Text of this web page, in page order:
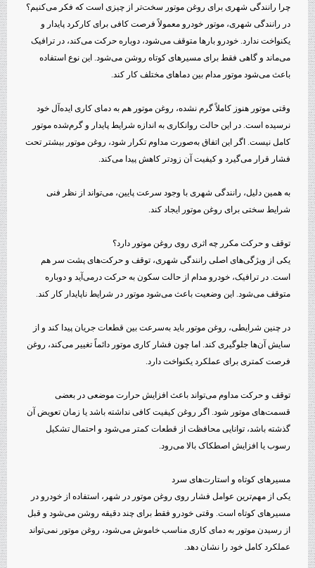
چرا رانندگی شهری برای روغن موتور سخت‌تر از چیزی است که فکر می‌کنیم؟
در رانندگی شهری، موتور خودرو معمولاً فرصت کافی برای کارکرد پایدار و
یکنواخت ندارد. خودرو بارها متوقف می‌شود، دوباره حرکت می‌کند، در ترافیک
می‌ماند و گاهی فقط برای مسیرهای کوتاه روشن می‌شود. این نوع استفاده
باعث می‌شود موتور مدام بین دماهای مختلف کار کند.
وقتی موتور هنوز کاملاً گرم نشده، روغن موتور هم به دمای کاری ایده‌آل خود
نرسیده است. در این حالت روانکاری به اندازه شرایط پایدار و گرم‌شده موتور
کامل نیست. اگر این اتفاق به‌صورت مداوم تکرار شود، روغن موتور بیشتر تحت
فشار قرار می‌گیرد و کیفیت آن زودتر کاهش پیدا می‌کند.
به همین دلیل، رانندگی شهری با وجود سرعت پایین، می‌تواند از نظر فنی
شرایط سختی برای روغن موتور ایجاد کند.
توقف و حرکت مکرر چه اثری روی روغن موتور دارد؟
یکی از ویژگی‌های اصلی رانندگی شهری، توقف و حرکت‌های پشت سر هم
است. در ترافیک، خودرو مدام از حالت سکون به حرکت درمی‌آید و دوباره
متوقف می‌شود. این وضعیت باعث می‌شود موتور در شرایط ناپایدار کار کند.
در چنین شرایطی، روغن موتور باید به‌سرعت بین قطعات جریان پیدا کند و از
سایش آن‌ها جلوگیری کند. اما چون فشار کاری موتور دائماً تغییر می‌کند، روغن
فرصت کمتری برای عملکرد یکنواخت دارد.
توقف و حرکت مداوم می‌تواند باعث افزایش حرارت موضعی در بعضی
قسمت‌های موتور شود. اگر روغن کیفیت کافی نداشته باشد یا زمان تعویض آن
گذشته باشد، توانایی محافظت از قطعات کمتر می‌شود و احتمال تشکیل
رسوب یا افزایش اصطکاک بالا می‌رود.
مسیرهای کوتاه و استارت‌های سرد
یکی از مهم‌ترین عوامل فشار روی روغن موتور در شهر، استفاده از خودرو در
مسیرهای کوتاه است. وقتی خودرو فقط برای چند دقیقه روشن می‌شود و قبل
از رسیدن موتور به دمای کاری مناسب خاموش می‌شود، روغن موتور نمی‌تواند
عملکرد کامل خود را نشان دهد.